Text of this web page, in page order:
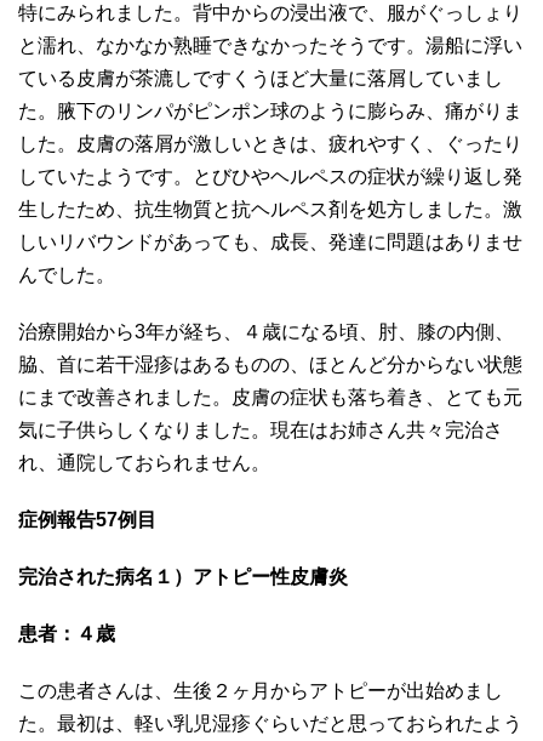
特にみられました。背中からの浸出液で、服がぐっしょり
と濡れ、なかなか熟睡できなかったそうです。湯船に浮い
ている皮膚が茶漉しですくうほど大量に落屑していまし
た。腋下のリンパがピンポン球のように膨らみ、痛がりま
した。皮膚の落屑が激しいときは、疲れやすく、ぐったり
していたようです。とびひやヘルペスの症状が繰り返し発
生したため、抗生物質と抗ヘルペス剤を処方しました。激
しいリバウンドがあっても、成長、発達に問題はありませ
んでした。
治療開始から3年が経ち、４歳になる頃、肘、膝の内側、
脇、首に若干湿疹はあるものの、ほとんど分からない状態
にまで改善されました。皮膚の症状も落ち着き、とても元
気に子供らしくなりました。現在はお姉さん共々完治さ
れ、通院しておられません。
症例報告57例目
完治された病名１）アトピー性皮膚炎
患者：４歳
この患者さんは、生後２ヶ月からアトピーが出始めまし
た。最初は、軽い乳児湿疹ぐらいだと思っておられたよう